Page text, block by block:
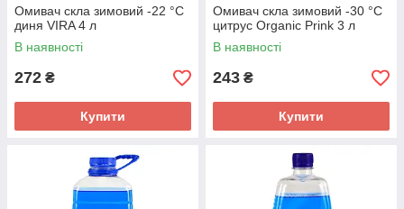
Омивач скла зимовий -22 °C
диня VIRA 4 л
В наявності
272 ₴
Купити
Омивач скла зимовий -30 °C
цитрус Organic Prink 3 л
В наявності
243 ₴
Купити